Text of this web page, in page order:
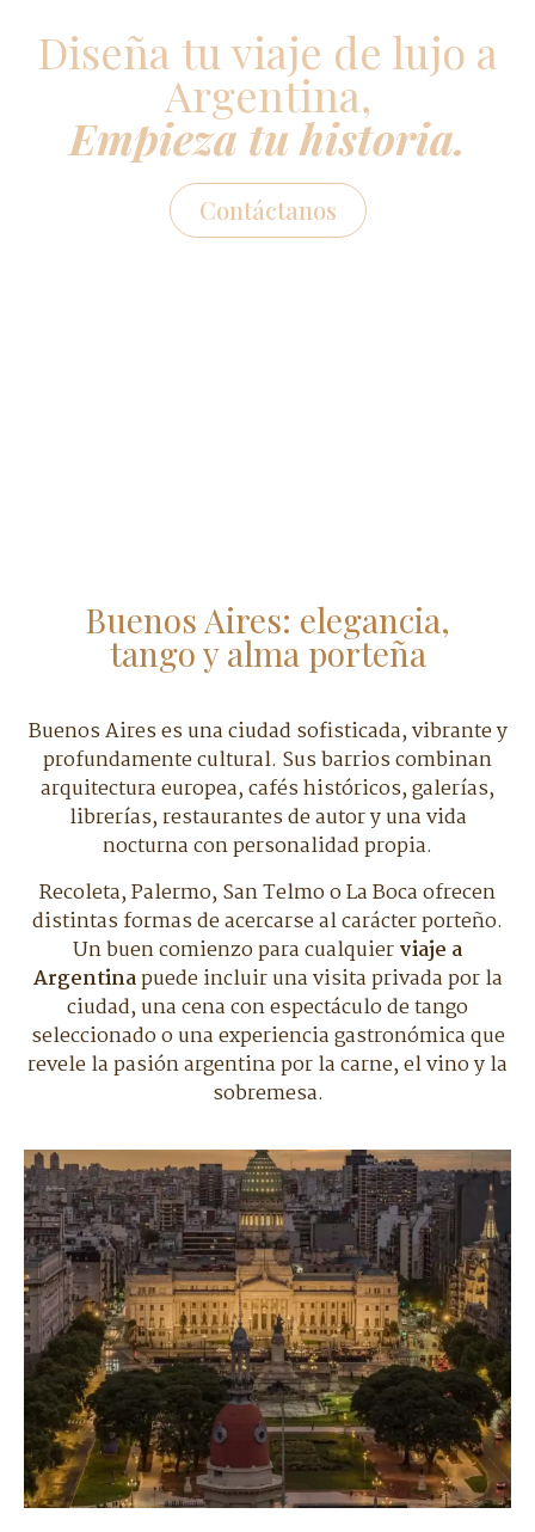
Diseña tu viaje de lujo a
Argentina,
Empieza tu historia.
Contáctanos
Buenos Aires: elegancia,
tango y alma porteña
Buenos Aires es una ciudad sofisticada, vibrante y
profundamente cultural. Sus barrios combinan
arquitectura europea, cafés históricos, galerías,
librerías, restaurantes de autor y una vida
nocturna con personalidad propia.
Recoleta, Palermo, San Telmo o La Boca ofrecen
distintas formas de acercarse al carácter porteño.
Un buen comienzo para cualquierviaje a
Argentinapuede incluir una visita privada por la
ciudad, una cena con espectáculo de tango
seleccionado o una experiencia gastronómica que
revele la pasión argentina por la carne, el vino y la
sobremesa.